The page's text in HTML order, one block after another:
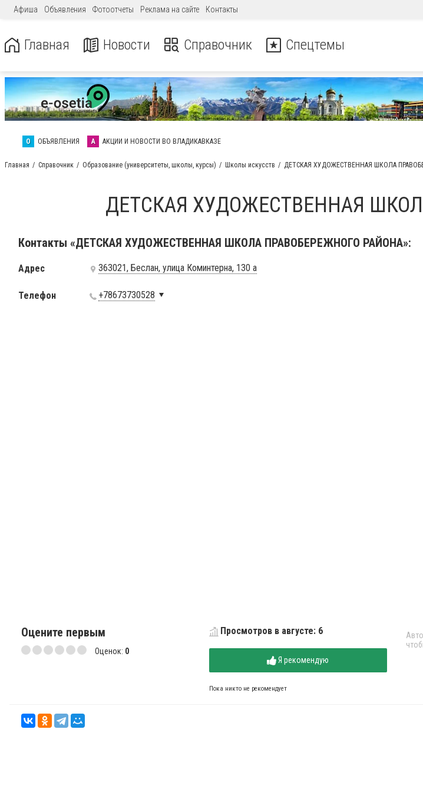
Афиша Объявления Фотоотчеты Реклама на сайте Контакты
Главная Новости Справочник Спецтемы
О ОБЪЯВЛЕНИЯ А АКЦИИ И НОВОСТИ ВО ВЛАДИКАВКАЗЕ
Главная Справочник Образование (университеты, школы, курсы) Школы искусств ДЕТСКАЯ ХУДОЖЕСТВЕННАЯ ШКОЛА
ДЕТСКАЯ ХУДОЖЕСТВЕННАЯ
Контакты «ДЕТСКАЯ ХУДОЖЕСТВЕННАЯ ШКОЛА ПРАВОБЕРЕЖНОГО РАЙОНА»:
Адрес 363021, Беслан, улица Коминтерна, 130 а
Телефон +78673730528
Оцените первым
Оценок: 0
Просмотров в августе: 6
Я рекомендую
Пока никто не рекомендует